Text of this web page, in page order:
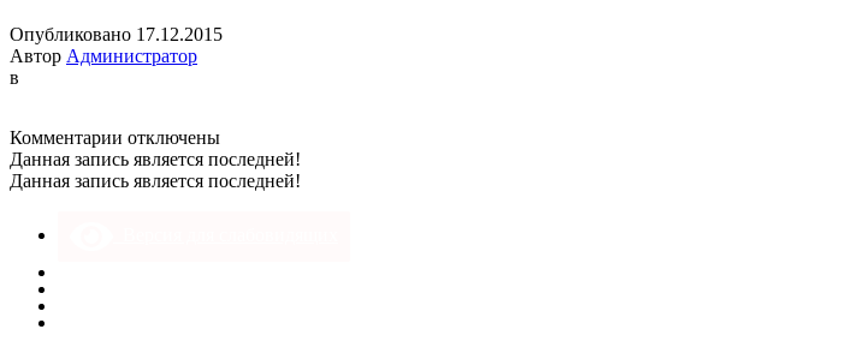
Опубликовано 17.12.2015
Автор Администратор
в
Комментарии к
записи
отключены
Данная запись является последней!
Данная запись является последней!